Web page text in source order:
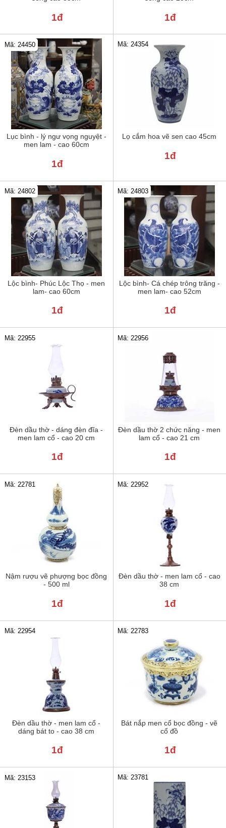
1đ 1đ
Lục bình - lý ngư vọng nguyệt -
men lam - cao 60cm
Mã: 24450
1đ
Lọ cắm hoa vẽ sen cao 45cm
Mã: 24354
1đ
Lộc bình- Phúc Lộc Thọ - men
lam- cao 60cm
Mã: 24802
1đ
Lộc bình- Cá chép trông trăng -
men lam- cao 52cm
Mã: 24803
1đ
Đèn dầu thờ - dáng đèn đĩa -
men lam cổ - cao 20 cm
Mã: 22955
1đ
Đèn dầu thờ 2 chức năng - men
lam cổ - cao 21 cm
Mã: 22956
1đ
Nậm rượu vẽ phượng bọc đồng
- 500 ml
Mã: 22781
1đ
Đèn dầu thờ - men lam cổ - cao
38 cm
Mã: 22952
1đ
Đèn dầu thờ - men lam cổ -
dáng bát to - cao 38 cm
Mã: 22954
1đ
Bát nắp men cổ bọc đồng - vẽ
cổ đồ
Mã: 22783
1đ
Mã: 23153 Mã: 23781